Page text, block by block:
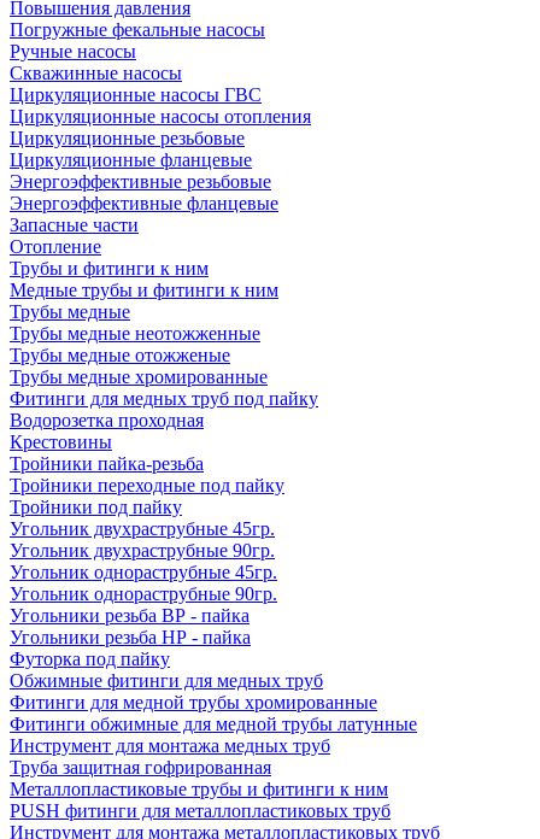
Повышения давления
Погружные фекальные насосы
Ручные насосы
Скважинные насосы
Циркуляционные насосы ГВС
Циркуляционные насосы отопления
Циркуляционные резьбовые
Циркуляционные фланцевые
Энергоэффективные резьбовые
Энергоэффективные фланцевые
Запасные части
Отопление
Трубы и фитинги к ним
Медные трубы и фитинги к ним
Трубы медные
Трубы медные неотожженные
Трубы медные отожженые
Трубы медные хромированные
Фитинги для медных труб под пайку
Водорозетка проходная
Крестовины
Тройники пайка-резьба
Тройники переходные под пайку
Тройники под пайку
Угольник двухраструбные 45гр.
Угольник двухраструбные 90гр.
Угольник однораструбные 45гр.
Угольник однораструбные 90гр.
Угольники резьба ВР - пайка
Угольники резьба НР - пайка
Футорка под пайку
Обжимные фитинги для медных труб
Фитинги для медной трубы хромированные
Фитинги обжимные для медной трубы латунные
Инструмент для монтажа медных труб
Труба защитная гофрированная
Металлопластиковые трубы и фитинги к ним
PUSH фитинги для металлопластиковых труб
Инструмент для монтажа металлопластиковых труб